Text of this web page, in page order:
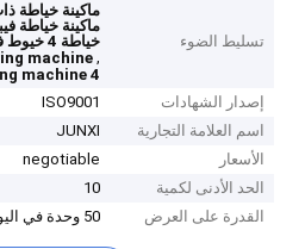
تسليط الضوء
ماكينة خياطة
ماكينة خياطة
خياطة 4 خيوط فيبك
,
machine
4 thread fibc sewing machine
إصدار الشهادات
ISO9001
اسم العلامة التجارية
JUNXI
الأسعار
negotiable
الحد الأدنى لكمية
10
القدرة على العرض
50 وحدة في اليوم